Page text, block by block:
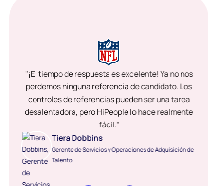
"¡El tiempo de respuesta es excelente! Ya no nos
perdemos ninguna referencia de candidato. Los
controles de referencias pueden ser una tarea
desalentadora, pero HiPeople lo hace realmente
fácil."
Tiera Dobbins
Gerente de Servicios y Operaciones de Adquisición de
Talento